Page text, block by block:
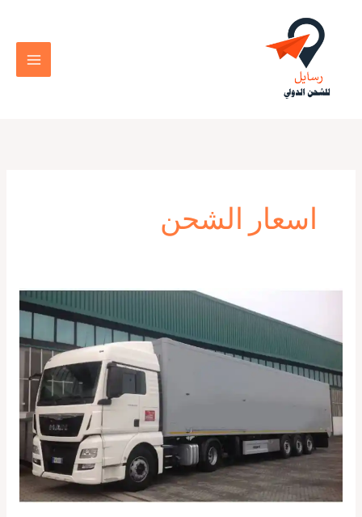
المحتوى
اسعار الشحن
كونتينر
مصر
الى
الامارات
|
01029540199